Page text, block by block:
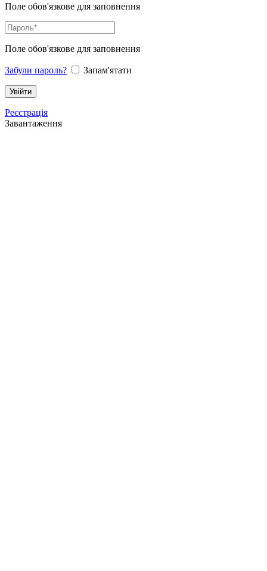
Поле обов'язкове для заповнення
Поле обов'язкове для заповнення
Забули пароль? Запам'ятати
Реєстрація
Завантаження